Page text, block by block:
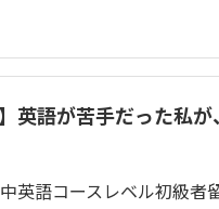
英語が苦手だった私が
英語コースレベル初級者